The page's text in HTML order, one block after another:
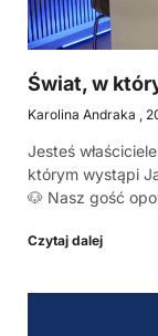
Świat, w
Karolina Andraka
Jesteś
którym wystąpi
🐶 Nasz gość
Czytaj dalej